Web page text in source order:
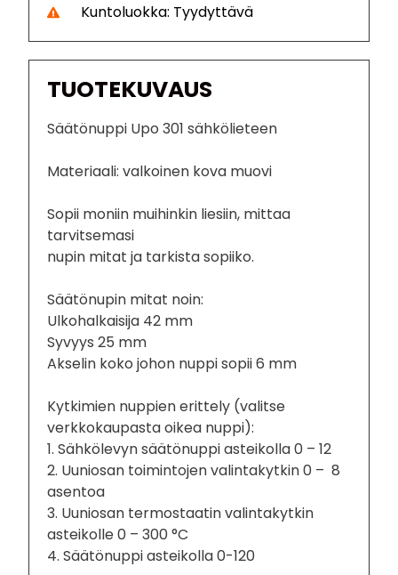
Kuntoluokka: Tyydyttävä
TUOTEKUVAUS
Säätönuppi Upo 301 sähkölieteen
Materiaali: valkoinen kova muovi
Sopii moniin muihinkin liesiin, mittaa
tarvitsemasi
nupin mitat ja tarkista sopiiko.
Säätönupin mitat noin:
Ulkohalkaisija 42 mm
Syvyys 25 mm
Akselin koko johon nuppi sopii 6 mm
Kytkimien nuppien erittely (valitse
verkkokaupasta oikea nuppi):
1. Sähkölevyn säätönuppi asteikolla 0 – 12
2. Uuniosan toimintojen valintakytkin 0 – 8
asentoa
3. Uuniosan termostaatin valintakytkin
asteikolle 0 – 300 °C
4. Säätönuppi asteikolla 0-120